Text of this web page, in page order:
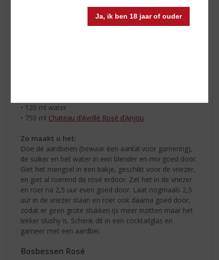
Ja, ik ben 18 jaar of ouder
• 120 ml water
• 750 ml Chateau d’Avrillé Rosé d’Anjou
Zo maakt u het:
Doe de aardbeien (bewaar een aantal voor garnering),
de suiker en het water in een blender en mix goed door.
Giet het mengsel in een bakje, geschikt voor de vriezer,
en giet al roerend de rosé erdoor. Zet het in de vriezer
en roer na 2,5 uur even goed door. Laat nogmaals 2,5
uur in de vriezer staan en roer ook daarna goed door,
zodat er geen grote stukken ijs meer inzitten maar het
lekker slushy is. Schenk dit in een cocktailglas en
garneer met een aardbei.
Bosbessen Rosé